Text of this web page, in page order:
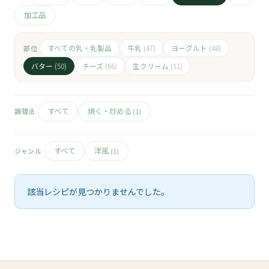
🥓
加工品
部位 すべての乳・乳製品 牛乳 (47) ヨーグルト (48)
バター (50) チーズ (66) 生クリーム (11)
調理法 すべて 焼く・炒める (1)
ジャンル すべて 洋風 (1)
該当レシピが見つかりませんでした。